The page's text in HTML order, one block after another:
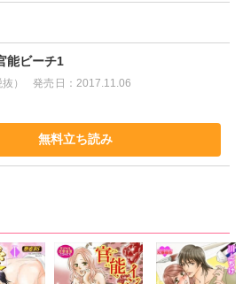
ビーチ1
） 発売日： 2017.11.06
無料立ち読み